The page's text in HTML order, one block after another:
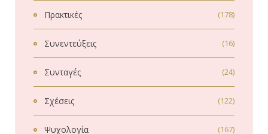
Πρακτικές (178)
Συνεντεύξεις (16)
Συνταγές (24)
Σχέσεις (122)
Ψυχολογία (167)